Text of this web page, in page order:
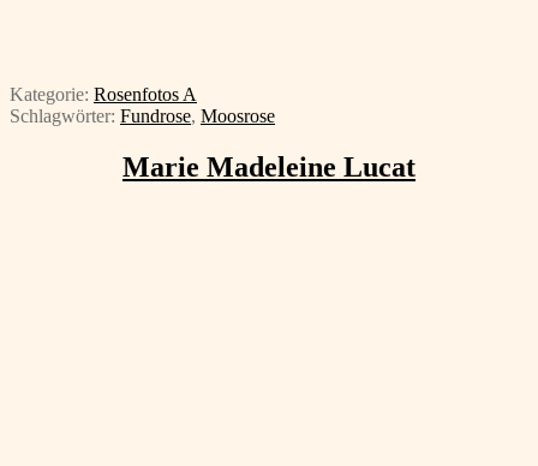
Kategorie: Rosenfotos A
Schlagwörter: Fundrose, Moosrose
Marie Madeleine Lucat